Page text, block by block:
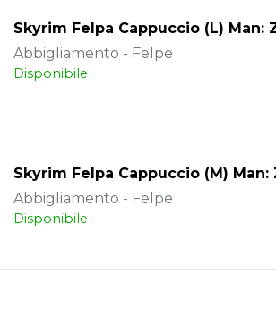
Skyrim Felpa Cappuccio (L) Man:
Abbigliamento - Felpe
Disponibile
Skyrim Felpa Cappuccio (M)
Abbigliamento - Felpe
Disponibile